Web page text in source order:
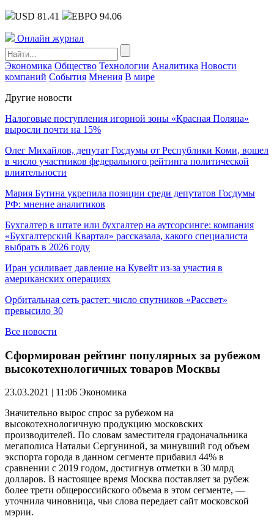
USD 81.41 ЕВРО 94.06
Онлайн журнал
Экономика Общество Технологии Аналитика Новости
компаний События Мнения В мире
Другие новости
Налоговые поступления игорной зоны «Красная Поляна»
выросли почти на 15%
Олег Михайлов, депутат Госдумы от Республики Коми, вошел
в число участников федерального рейтинга политической
влиятельности
Мария Бутина укрепила позиции среди депутатов Госдумы
РФ: мнение аналитиков
Бухгалтер в штате или бухгалтер на аутсорсинге: компания
«Бухгалтерский Квартал» рассказала, какого специалиста
выбрать в 2026 году
Иран усиливает давление на Кувейт из-за участия в
американских операциях
Орбитальная сеть растет: число спутников «Рассвет»
превысило 30
Все новости
Сформирован рейтинг популярных за рубежом
высокотехнологичных товаров Москвы
23.03.2021 | 11:06 Экономика
Значительно вырос спрос за рубежом на
высокотехнологичную продукцию московских
производителей. По словам заместителя градоначальника
мегаполиса Натальи Сергуниной, за минувший год объем
экспорта города в данном сегменте прибавил 44% в
сравнении с 2019 годом, достигнув отметки в 30 млрд
долларов. В настоящее время Москва поставляет за рубеж
более трети общероссийского объема в этом сегменте, —
уточнила чиновница, чьи слова передает сайт московской
мэрии.